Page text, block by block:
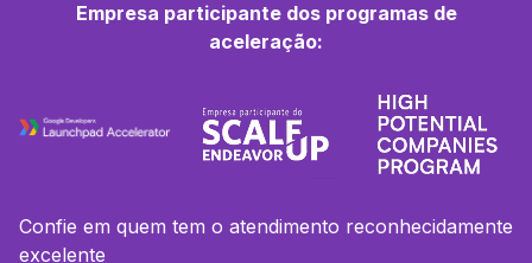
Empresa participante dos programas de
aceleração:
Confie em quem tem o atendimento reconhecidamente
excelente